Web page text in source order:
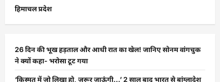
हिमाचल प्रदेश
26 दिन की भूख हड़ताल और आधी रात का खेल! जानिए सोनम वांगचुक
ने क्यों कहा- भरोसा टूट गया
‘किस्मत में जो लिखा हो, जरूर जाऊंगी…’ 2 साल बाद भारत से बांग्लादेश